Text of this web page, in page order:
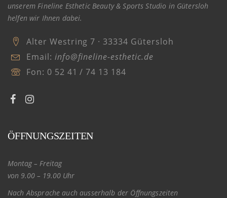
unserem Fineline Esthetic Beauty & Sports Studio in Gütersloh
helfen wir Ihnen dabei.
Alter Westring 7 · 33334 Gütersloh
Email: info@fineline-esthetic.de
Fon: 0 52 41 / 74 13 184
ÖFFNUNGSZEITEN
Montag – Freitag
von 9.00 – 19.00 Uhr
Nach Absprache auch ausserhalb der Öffnungszeiten